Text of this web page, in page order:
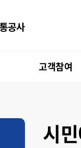
고객참여
시